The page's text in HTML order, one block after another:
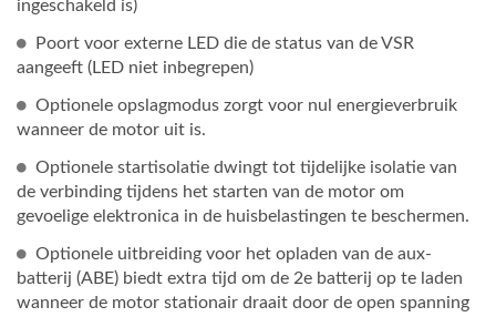
ingeschakeld is)
Poort voor externe LED die de status van de VSR
aangeeft (LED niet inbegrepen)
Optionele opslagmodus zorgt voor nul energieverbruik
wanneer de motor uit is.
Optionele startisolatie dwingt tot tijdelijke isolatie van
de verbinding tijdens het starten van de motor om
gevoelige elektronica in de huisbelastingen te beschermen.
Optionele uitbreiding voor het opladen van de aux-
batterij (ABE) biedt extra tijd om de 2e batterij op te laden
wanneer de motor stationair draait door de open spanning